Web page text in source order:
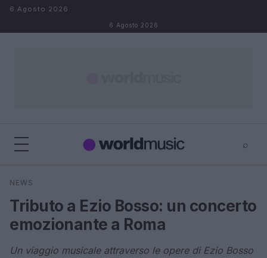
Salta al contenuto
6 Agosto 2026
6 Agosto 2026
⌕
Cerca
NEWS
Tributo a Ezio Bosso: un concerto
emozionante a Roma
Un viaggio musicale attraverso le opere di Ezio Bosso